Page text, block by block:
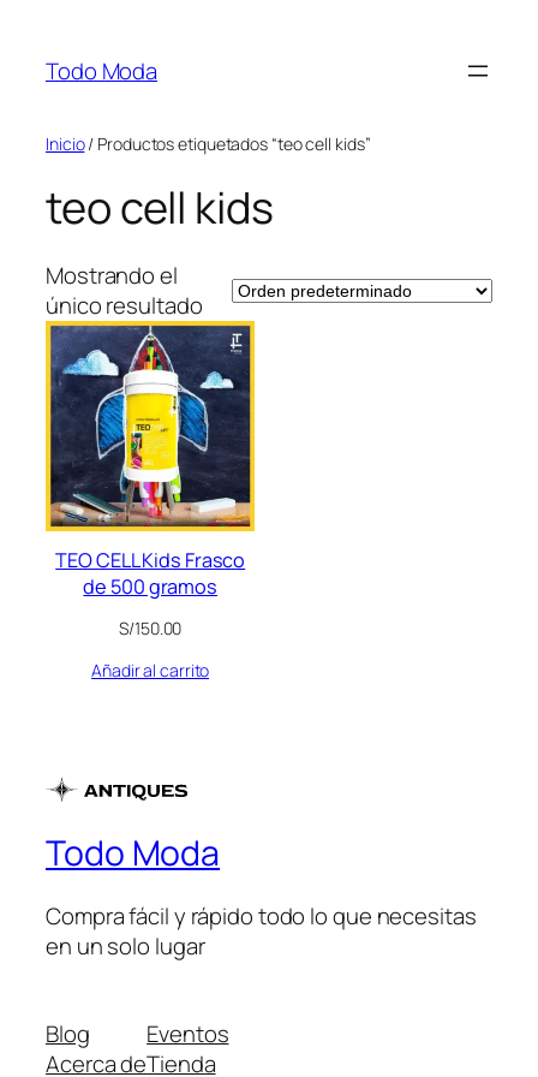
contenido
Todo Moda
Inicio/ Productos etiquetados “teo cell kids”
teo cell kids
Mostrando el
único resultado
TEO CELL Kids Frasco
de 500 gramos
S/150.00
Añadir al carrito
Todo Moda
Compra fácil y rápido todo lo que necesitas
en un solo lugar
Blog
Acerca de
Eventos
Tienda